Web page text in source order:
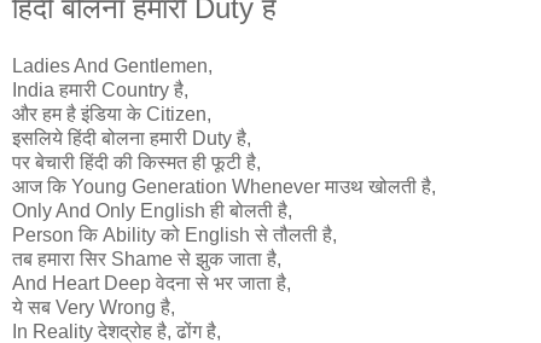
हिंदी बोलना हमारी Duty है
Ladies And Gentlemen,
India हमारी Country है,
और हम है इंडिया के Citizen,
इसलिये हिंदी बोलना हमारी Duty है,
पर बेचारी हिंदी की किस्मत ही फूटी है,
आज कि Young Generation Whenever माउथ खोलती है,
Only And Only English ही बोलती है,
Person कि Ability को English से तौलती है,
तब हमारा सिर Shame से झुक जाता है,
And Heart Deep वेदना से भर जाता है,
ये सब Very Wrong है,
In Reality देशद्रोह है, ढोंग है,